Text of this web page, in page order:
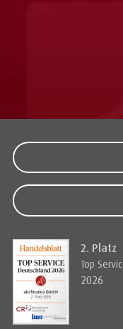
2. Platz
Top
2026